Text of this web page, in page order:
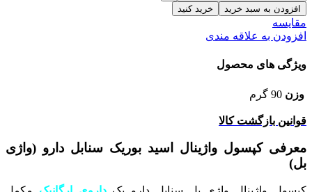
افزودن به سبد خرید خرید کنید
مقایسه
افزودن به علاقه مندی
ویژگی های محصول
وزن 90 گرم
قوانین بازگشت کالا
معرفی کپسول واژینال اسید بوریک سنابل دارو (واژی
بل)